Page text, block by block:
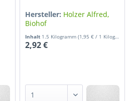
Hersteller: Holzer Alfred,
Biohof
Inhalt 1.5 Kilogramm(1,95 € / 1 Kilogramm)
2,92 €